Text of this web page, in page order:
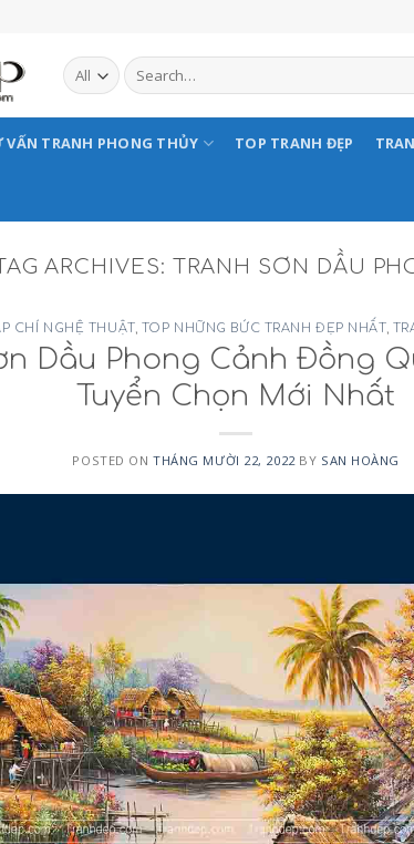
VẤN TRANH PHONG THỦY TOP TRANH ĐẸP
TAG ARCHIVES: TRANH SƠN DẦU
CHÍ NGHỆ THUẬT , TOP NHỮNG BỨC TRANH ĐẸP NHẤT ,
Dầu Phong Cảnh Đồng
Tuyển Chọn Mới Nhất
POSTED ONTHÁNG MƯỜI 22, 2022 BY SAN HOÀNG